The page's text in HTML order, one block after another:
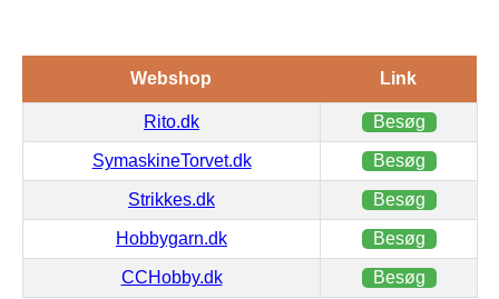
Webshop Link
Rito.dk Besøg
SymaskineTorvet.dk Besøg
Strikkes.dk Besøg
Hobbygarn.dk Besøg
CCHobby.dk Besøg